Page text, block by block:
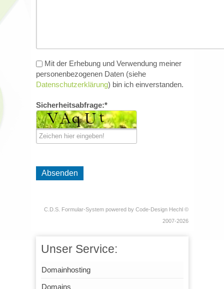
Unser Service:
Domainhosting
Domains
Mit der Erhebung und Verwendung meiner
personenbezogenen Daten (siehe
Datenschutzerklärung) bin ich einverstanden.
Sicherheitsabfrage:*
Absenden
C.D.S. Formular-Systempowered by Code-Design Hechl©
2007-2026